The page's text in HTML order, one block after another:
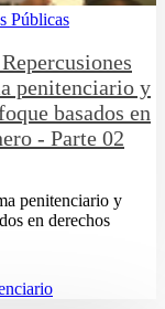
Públicas
penitenciario y
basados en
- Parte 02
penitenciario y
en derechos